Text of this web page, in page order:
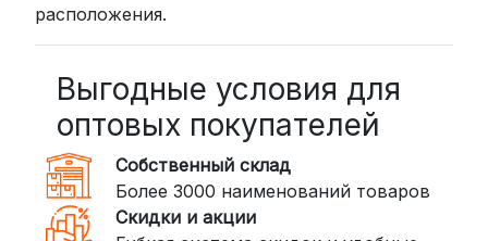
расположения.
Выгодные условия для
оптовых покупателей
Собственный склад
Более 3000 наименований товаров
Скидки и акции